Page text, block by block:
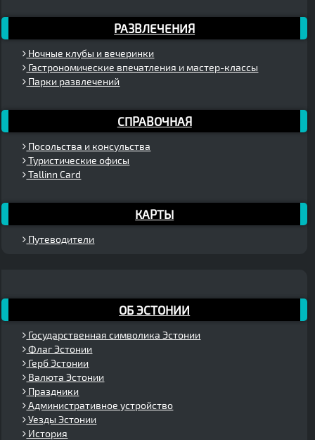
РАЗВЛЕЧЕНИЯ
Ночные клубы и вечеринки
Гастрономические впечатления и мастер-классы
Парки развлечений
СПРАВОЧНАЯ
Посольства и консульства
Туристические офисы
Tallinn Card
КАРТЫ
Путеводители
ОБ ЭСТОНИИ
Государственная символика Эстонии
Флаг Эстонии
Герб Эстонии
Валюта Эстонии
Праздники
Административное устройство
Уезды Эстонии
История